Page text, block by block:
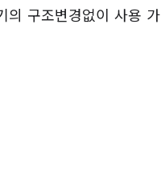
의 구조변경없이 사용 가